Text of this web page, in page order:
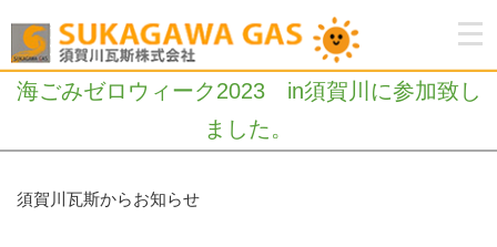
海ごみゼロウィーク2023 in須賀川に参加致し
ました。
須賀川瓦斯からお知らせ